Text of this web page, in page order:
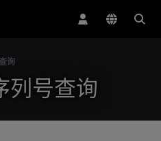
询
列号查询